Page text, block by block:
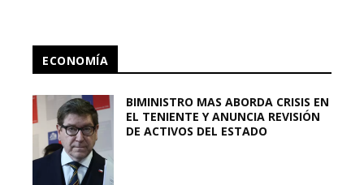
ECONOMÍA
BIMINISTRO MAS ABORDA CRISIS EN
EL TENIENTE Y ANUNCIA REVISIÓN
DE ACTIVOS DEL ESTADO